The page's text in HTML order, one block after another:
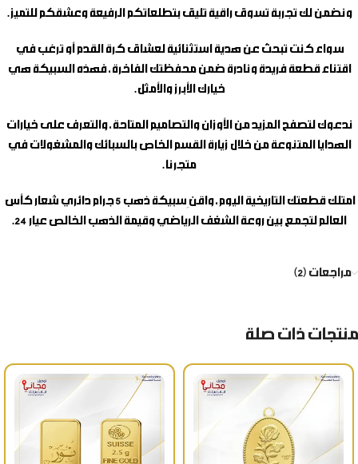
ونضمن لك تجربة تسوق راقية تليق بتطلعاتكم الرفيعة وعشقكم للتميز.
سواء كنت تبحث عن هدية استثنائية لعشاق كرة القدم أو ترغب في
اقتناء قطعة فريدة ونادرة ضمن محفظتك الفاخرة، فهذه السبيكة هي
خيارك الأبرز والأمثل.
ندعوك لتصفح المزيد من الأوزان والتصاميم المتاحة، والتعرف على خيارات
الهدايا المتنوعة من خلال زيارة القسم الخاص بالسبائك والمشغولات في
متجرنا.
امتلك قطعتك التاريخية اليوم، واقنِ
سبيكة ذهب 5 جرام دائري شعار كأس
العالم لتجمع بين روعة الشغف الرياضي وقيمة الذهب الخالص عيار 24.
مراجعات (2)
منتجات ذات صلة